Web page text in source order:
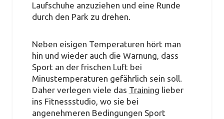
Laufschuhe anzuziehen und eine Runde
durch den Park zu drehen.
Neben eisigen Temperaturen hört man
hin und wieder auch die Warnung, dass
Sport an der frischen Luft bei
Minustemperaturen gefährlich sein soll.
Daher verlegen viele das Training lieber
ins Fitnessstudio, wo sie bei
angenehmeren Bedingungen Sport